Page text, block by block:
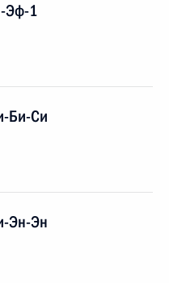
Эф-1
Би-Си
Эн-Эн